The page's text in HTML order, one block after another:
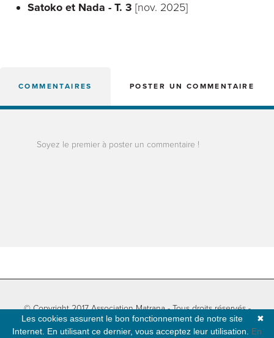
Satoko et Nada - T. 3 [nov. 2025]
COMMENTAIRES POSTER UN COMMENTAIRE
Soyez le premier à poster un commentaire !
© Copyright 2017 Association Matrana - Tous droits réservés -
Informations légales- Plan du site- Développé parNatural-net
✖
Les cookies assurent le bon fonctionnement de notre site
Internet. En utilisant ce dernier, vous acceptez leur utilisation. En